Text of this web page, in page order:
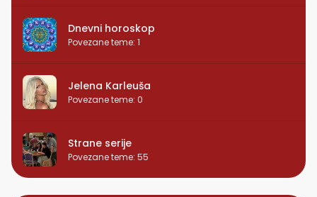
Dnevni horoskop
Povezane teme: 1
Jelena Karleuša
Povezane teme: 0
Strane serije
Povezane teme: 55